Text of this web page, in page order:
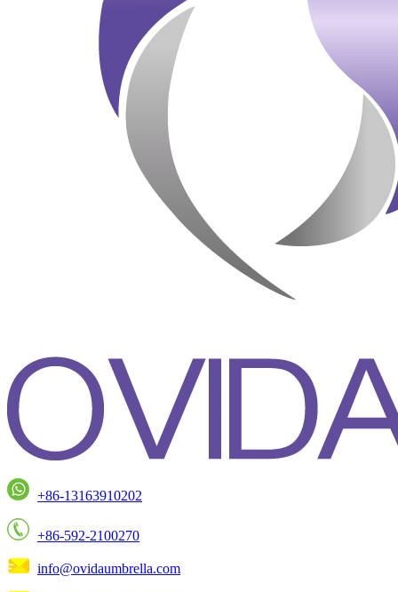
+86-13163910202
+86-592-2100270
info@ovidaumbrella.com